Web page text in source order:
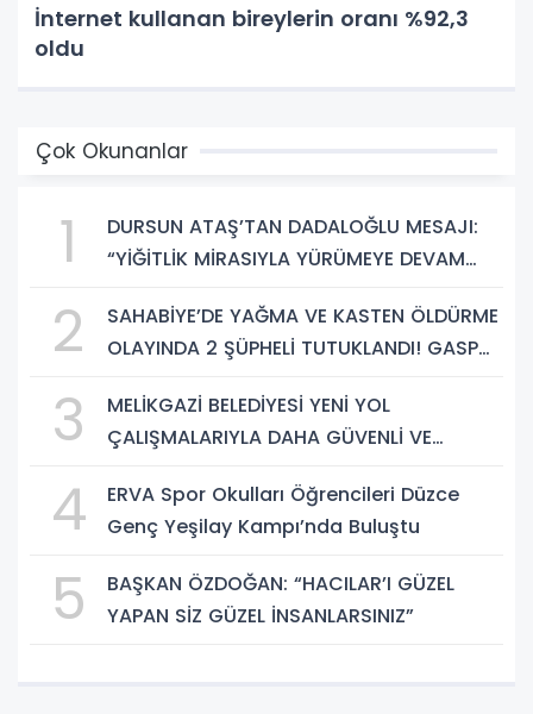
İnternet kullanan bireylerin oranı %92,3
oldu
Çok Okunanlar
1
DURSUN ATAŞ’TAN DADALOĞLU MESAJI:
“YİĞİTLİK MİRASIYLA YÜRÜMEYE DEVAM
2
SAHABİYE’DE YAĞMA VE KASTEN ÖLDÜRME
OLAYINDA 2 ŞÜPHELİ TUTUKLANDI! GASP
GEÇİRİLDİ
3
MELİKGAZİ BELEDİYESİ YENİ YOL
ÇALIŞMALARIYLA DAHA GÜVENLİ VE
4
ERVA Spor Okulları Öğrencileri Düzce
Genç Yeşilay Kampı’nda Buluştu
5
BAŞKAN ÖZDOĞAN: “HACILAR’I GÜZEL
YAPAN SİZ GÜZEL İNSANLARSINIZ”